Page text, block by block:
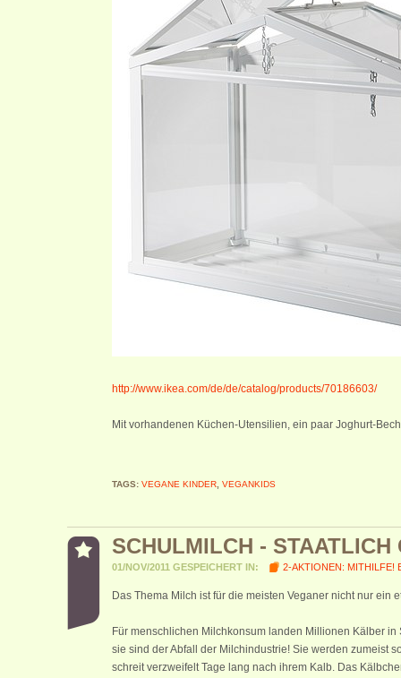
http://www.ikea.com/de/de/catalog/products/70186603/
Mit vorhandenen Küchen-Utensilien, ein paar Joghurt-
TAGS: VEGANE KINDER VEGANKIDS
SCHULMILCH -
01/NOV/2011 GESPEICHERT IN: 2-AKTIONEN: MITHILFE!
Das Thema Milch ist für die meisten Veganer nicht nur ein
Für menschlichen Milchkonsum landen Millionen Kälber
sie sind der Abfall der Milchindustrie! Sie werden zumeist
schreit verzweifelt Tage lang nach ihrem Kalb. Das